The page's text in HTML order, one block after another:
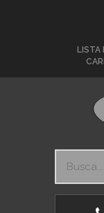
LISTA